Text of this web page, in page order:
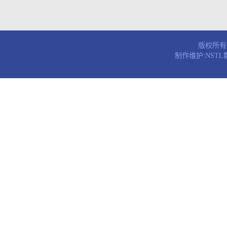
版权所
制作维护:NSTL